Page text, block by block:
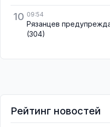
10 09:54
Рязанцев
(304)
Рейтинг новостей